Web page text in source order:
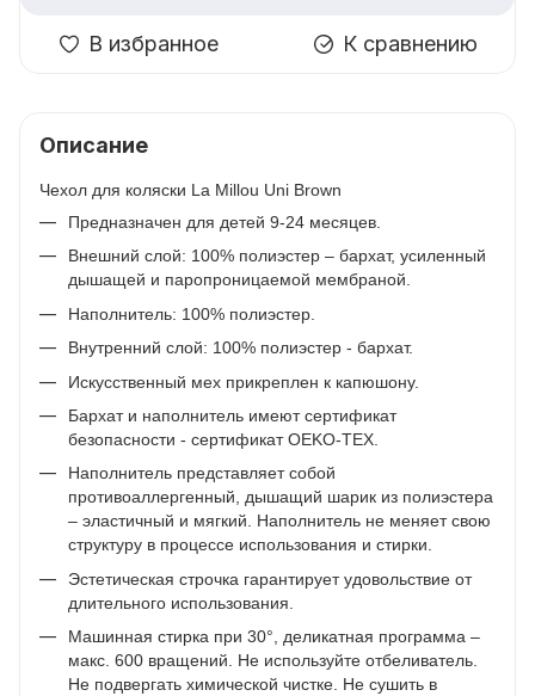
В избранное К сравнению
Описание
Чехол для коляски La Millou Uni Brown
Предназначен для детей 9-24 месяцев.
Внешний слой: 100% полиэстер – бархат, усиленный
дышащей и паропроницаемой мембраной.
Наполнитель: 100% полиэстер.
Внутренний слой: 100% полиэстер - бархат.
Искусственный мех прикреплен к капюшону.
Бархат и наполнитель имеют сертификат
безопасности - сертификат OEKO-TEX.
Наполнитель представляет собой
противоаллергенный, дышащий шарик из полиэстера
– эластичный и мягкий. Наполнитель не меняет свою
структуру в процессе использования и стирки.
Эстетическая строчка гарантирует удовольствие от
длительного использования.
Машинная стирка при 30°, деликатная программа –
макс. 600 вращений. Не используйте отбеливатель.
Не подвергать химической чистке. Не сушить в